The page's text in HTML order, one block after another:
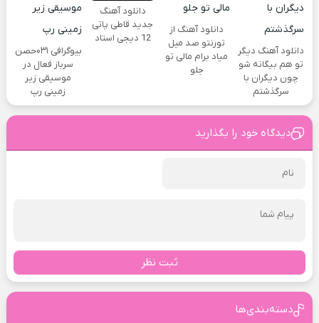
دانلود آهنگ دیگر
تو هم بیگانه شو
چون دیگران با
سرگذشتم
دانلود آهنگ از
تورنتو صد میل
میاد برام مالی تو
جلو
دانلود آهنگ
جدید قاطی پاتی
12 دیجی استاد
بیوگرافی ۰۳۱حصن
سرباز فعال در
موسیقی زیر
زمینی رپ
دیدگاه خود را بگذارید
ثبت نظر
دسته‌بندی‌ها